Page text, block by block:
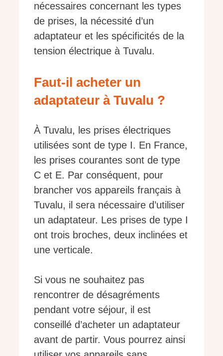
nécessaires concernant les types
de prises, la nécessité d’un
adaptateur et les spécificités de la
tension électrique à Tuvalu.
Faut-il acheter un
adaptateur à Tuvalu ?
À Tuvalu, les prises électriques
utilisées sont de type I. En France,
les prises courantes sont de type
C et E. Par conséquent, pour
brancher vos appareils français à
Tuvalu, il sera nécessaire d’utiliser
un adaptateur. Les prises de type I
ont trois broches, deux inclinées et
une verticale.
Si vous ne souhaitez pas
rencontrer de désagréments
pendant votre séjour, il est
conseillé d’acheter un adaptateur
avant de partir. Vous pourrez ainsi